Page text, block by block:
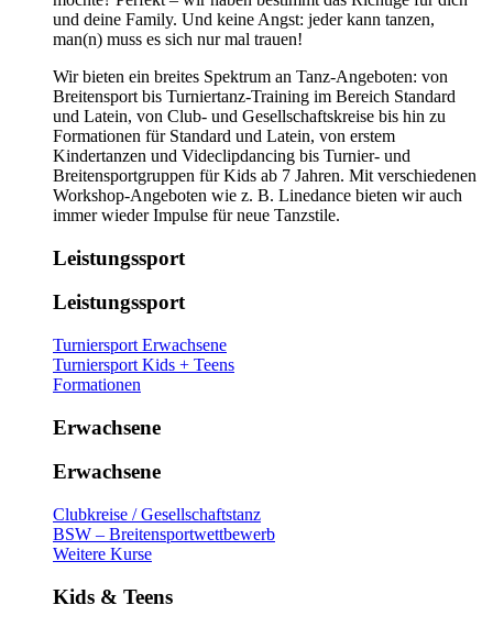
und deine Family. Und keine Angst: jeder kann tanzen,
man(n) muss es sich nur mal trauen!
Wir bieten ein breites Spektrum an Tanz-Angeboten: von
Breitensport bis Turniertanz-Training im Bereich Standard
und Latein, von Club- und Gesellschaftskreise bis hin zu
Formationen für Standard und Latein, von erstem
Kindertanzen und Videclipdancing bis Turnier- und
Breitensportgruppen für Kids ab 7 Jahren. Mit verschiedenen
Workshop-Angeboten wie z. B. Linedance bieten wir auch
immer wieder Impulse für neue Tanzstile.
Leistungssport
Leistungssport
Turniersport Erwachsene
Turniersport Kids + Teens
Formationen
Erwachsene
Erwachsene
Clubkreise / Gesellschaftstanz
BSW – Breitensportwettbewerb
Weitere Kurse
Kids & Teens